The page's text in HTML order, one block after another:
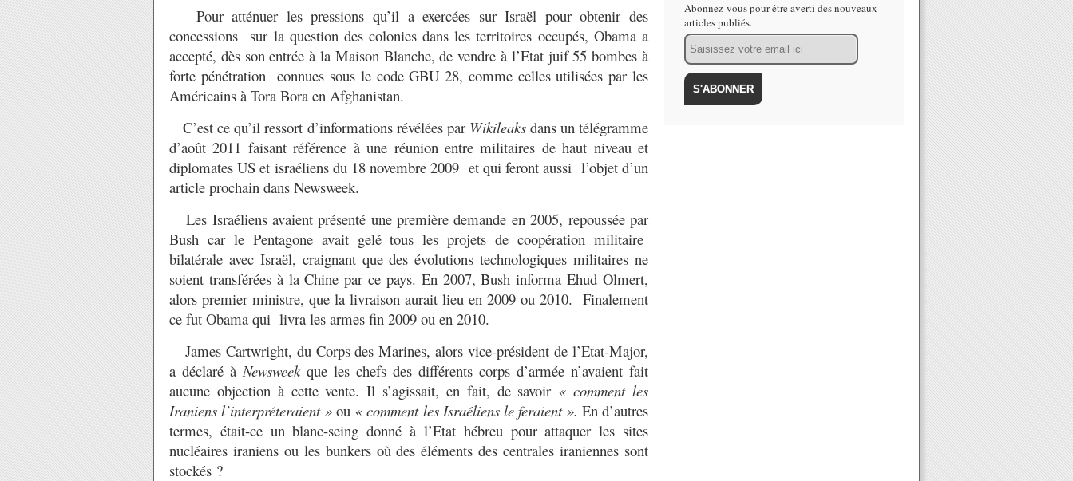
Pour atténuer les pressions qu’il a exercées sur Israël pour obtenir des
concessions sur la question des colonies dans les territoires occupés, Obama a
accepté, dès son entrée à la Maison Blanche, de vendre à l’Etat juif 55 bombes à
forte pénétration connues sous le code GBU 28, comme celles utilisées par les
Américains à Tora Bora en Afghanistan.
C’est ce qu’il ressort d’informations révélées par Wikileaksdans un télégramme
d’août 2011 faisant référence à une réunion entre militaires de haut niveau et
diplomates US et israéliens du 18 novembre 2009 et qui feront aussi l’objet d’un
article prochain dans Newsweek.
Les Israéliens avaient présenté une première demande en 2005, repoussée par
Bush car le Pentagone avait gelé tous les projets de coopération militaire
bilatérale avec Israël, craignant que des évolutions technologiques militaires ne
soient transférées à la Chine par ce pays. En 2007, Bush informa Ehud Olmert,
alors premier ministre, que la livraison aurait lieu en 2009 ou 2010. Finalement
ce fut Obama qui livra les armes fin 2009 ou en 2010.
James Cartwright, du Corps des Marines, alors vice-président de l’Etat-Major,
a déclaré àNewsweekque les chefs des différents corps d’armée n’avaient fait
aucune objection à cette vente. Il s’agissait, en fait, de savoir « comment les
Iraniens l’interpréteraient » ou « comment les Israéliens le feraient ». En d’autres
termes, était-ce un blanc-seing donné à l’Etat hébreu pour attaquer les sites
nucléaires iraniens ou les bunkers où des éléments des centrales iraniennes sont
stockés ?
Abonnez-vous pour être averti des nouveaux
articles publiés.
Email